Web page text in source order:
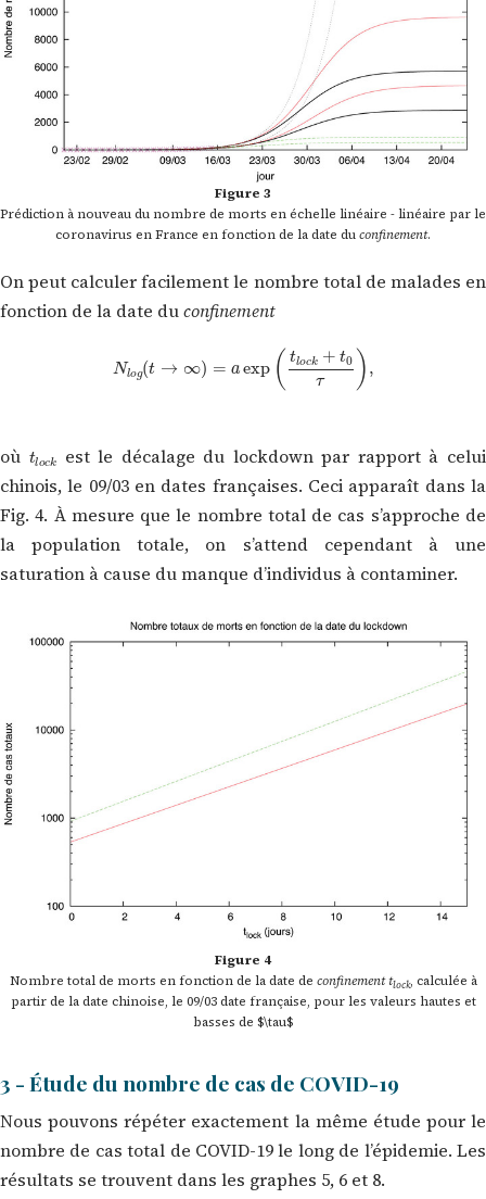
Figure 3
Prédiction à nouveau du nombre de morts en échelle linéaire - linéaire par le
coronavirus en France en fonction de la date duconfinement.
On peut calculer facilement le nombre total de malades en
fonction de la date duconfinement
tloc t 0τ ,
où
est le décalage du lockdown par rapport à celui
chinois, le 09/03 en dates françaises. Ceci apparaît dans la
Fig. 4. À mesure que le nombre total de cas s’approche de
la population totale, on s’attend cependant à une
saturation à cause du manque d’individus à contaminer.
Figure 4
Nombre total de morts en fonction de la date de confinement tlock, calculée à
partir de la date chinoise, le 09/03 date française, pour les valeurs hautes et
basses de $\tau$
3 - Étude du nombre de cas de COVID-19
Nous pouvons répéter exactement la même étude pour le
nombre de cas total de COVID-19 le long de l’épidemie. Les
résultats se trouvent dans les graphes 5, 6 et 8.